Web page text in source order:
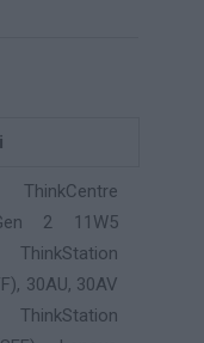
ThinkCentre
2 11W5
ThinkStation
30AU, 30AV
ThinkStation